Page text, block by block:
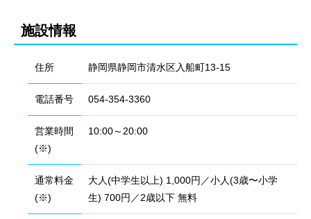
施設情報
住所 静岡県静岡市清水区入船町13-15
電話番号 054-354-3360
営業時間
(※)
10:00～20:00
通常料金
(※)
大人(中学生以上) 1,000円／小人(3歳〜小学
生) 700円／2歳以下 無料